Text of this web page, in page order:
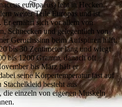
europaeus) lebt in Hecken,
weiter Teile Europas und ist
Er ernährt sich vor allem von
Schnecken und gelegentlich von
Geruchssinn beim Aufspüren hilft.
bis 30 Zentimeter lang und wiegt
bis 1200 Gramm, danach oft
bis März hält er
seine Körpertemperatur fast auf
besteht aus
die einzeln von eigenen Muskeln